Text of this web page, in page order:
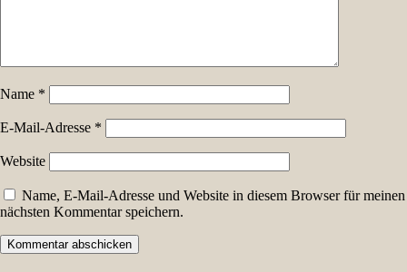
Name *
E-Mail-Adresse *
Website
Name, E-Mail-Adresse und Website in diesem Browser für meinen
nächsten Kommentar speichern.